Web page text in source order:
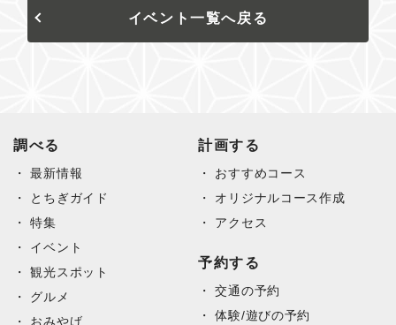
イベント一覧へ戻る
調べる
最新情報
とちぎガイド
特集
イベント
観光スポット
グルメ
おみやげ
計画する
おすすめコース
オリジナルコース作成
アクセス
予約する
交通の予約
体験/遊びの予約